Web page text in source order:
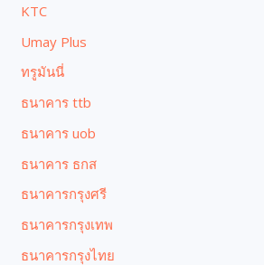
KTC
Umay Plus
ทรูมันนี่
ธนาคาร ttb
ธนาคาร uob
ธนาคาร ธกส
ธนาคารกรุงศรี
ธนาคารกรุงเทพ
ธนาคารกรุงไทย